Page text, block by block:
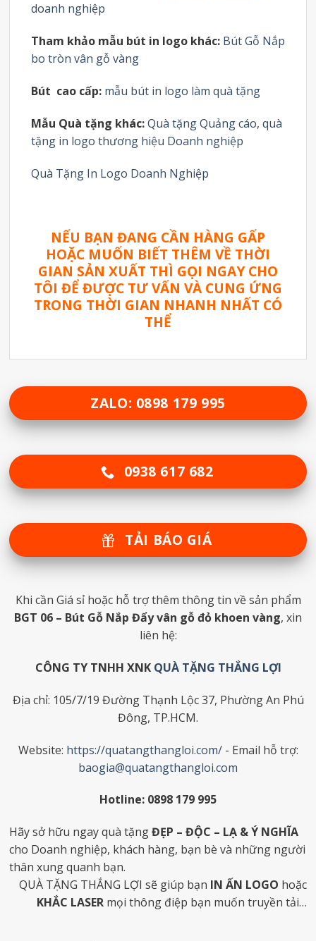
doanh nghiệp
Tham khảo mẫu bút in logo khác: Bút Gỗ Nắp
bo tròn vân gỗ vàng
Bút cao cấp: mẫu bút in logo làm quà tặng
Mẫu Quà tặng khác:Quà tặng Quảng cáo, quà
tặng in logo thương hiệu Doanh nghiệp
Quà Tặng In Logo Doanh Nghiệp
NẾU BẠN ĐANG CẦN HÀNG GẤP
HOẶC MUỐN BIẾT THÊM VỀ THỜI
GIAN SẢN XUẤT THÌ GỌI NGAY CHO
TÔI ĐỂ ĐƯỢC TƯ VẤN VÀ CUNG ỨNG
TRONG THỜI GIAN NHANH NHẤT CÓ
THỂ
ZALO: 0898 179 995
0938 617 682
TẢI BÁO GIÁ
Khi cần Giá sỉ hoặc hỗ trợ thêm thông tin về sản phẩm
BGT 06 – Bút Gỗ Nắp Đẩy vân gỗ đỏ khoen vàng, xin
liên hệ:
CÔNG TY TNHH XNK QUÀ TẶNG THẮNG LỢI
Địa chỉ: 105/7/19 Đường Thạnh Lộc 37, Phường An Phú
Đông, TP.HCM.
Website: https://quatangthangloi.com/- Email hỗ trợ:
baogia@quatangthangloi.com
Hotline: 0898 179 995
Hãy sở hữu ngay quà tặngĐẸP – ĐỘC – LẠ & Ý NGHĨA
cho Doanh nghiệp, khách hàng, bạn bè và những người
thân xung quanh bạn.
QUÀ TẶNG THẮNG LỢI sẽ giúp bạn IN ẤN LOGO hoặc
KHẮC LASER mọi thông điệp bạn muốn truyền tải…